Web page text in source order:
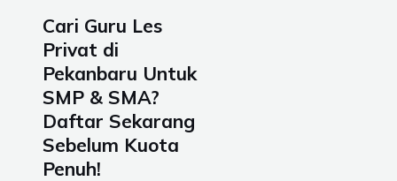
Cari Guru Les
Privat di
Pekanbaru Untuk
SMP & SMA?
Daftar Sekarang
Sebelum Kuota
Penuh!